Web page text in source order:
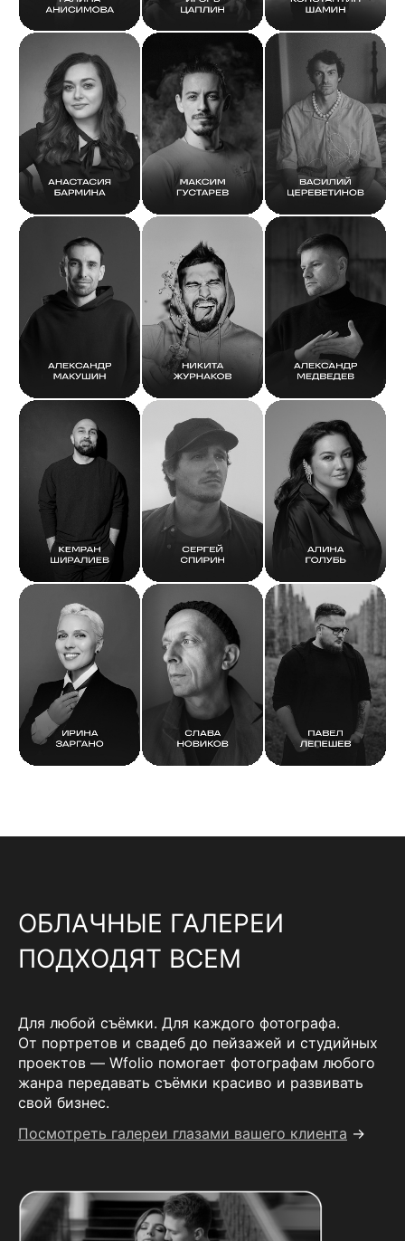
ОБЛАЧНЫЕ ГАЛЕРЕИ
ПОДХОДЯТ ВСЕМ
Для любой съёмки. Для каждого фотографа.
От портретов и свадеб до пейзажей и студийных
проектов — Wfolio помогает фотографам любого
жанра передавать съёмки красиво и развивать
свой бизнес.
Посмотреть галереи глазами вашего клиента →